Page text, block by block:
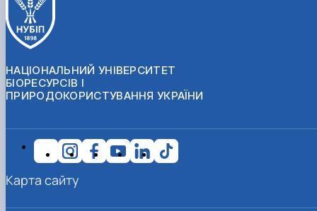
НАЦІОНАЛЬНИЙ УНІВЕРСИТЕТ
БІОРЕСУРСІВ І
ПРИРОДОКОРИСТУВАННЯ УКРАЇНИ
Карта сайту